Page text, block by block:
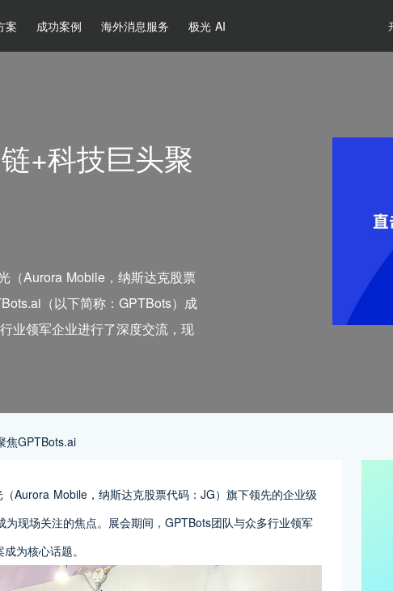
案 成功案例 海外消息服务 极光 AI
+科技巨头聚
（Aurora Mobile，纳斯达克股票
（以下简称：GPTBots）成
业领军企业进行了深度交流，现
焦GPTBots.ai
Aurora Mobile，纳斯达克股票代码：JG）旗下领先的企业级
现场关注的焦点。展会期间，GPTBots团队与众多行业领军
为核心话题。